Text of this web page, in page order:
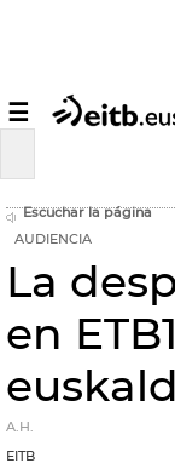
☰
Escuchar la página
AUDIENCIA
La
en
A.H.
EITB